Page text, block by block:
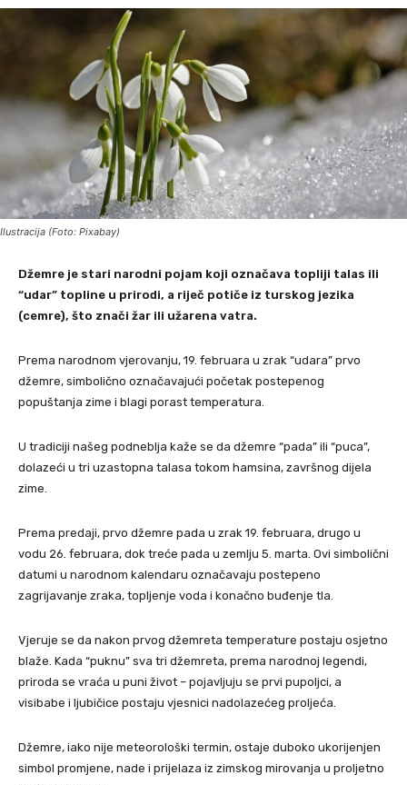
Ilustracija (Foto: Pixabay)
Džemre je stari narodni pojam koji označava topliji talas ili
“udar” topline u prirodi, a riječ potiče iz turskog jezika
(cemre), što znači žar ili užarena vatra.
Prema narodnom vjerovanju, 19. februara u zrak “udara” prvo
džemre, simbolično označavajući početak postepenog
popuštanja zime i blagi porast temperatura.
U tradiciji našeg podneblja kaže se da džemre “pada” ili “puca”,
dolazeći u tri uzastopna talasa tokom hamsina, završnog dijela
zime.
Prema predaji, prvo džemre pada u zrak 19. februara, drugo u
vodu 26. februara, dok treće pada u zemlju 5. marta. Ovi simbolični
datumi u narodnom kalendaru označavaju postepeno
zagrijavanje zraka, topljenje voda i konačno buđenje tla.
Vjeruje se da nakon prvog džemreta temperature postaju osjetno
blaže. Kada “puknu” sva tri džemreta, prema narodnoj legendi,
priroda se vraća u puni život – pojavljuju se prvi pupoljci, a
visibabe i ljubičice postaju vjesnici nadolazećeg proljeća.
Džemre, iako nije meteorološki termin, ostaje duboko ukorijenjen
simbol promjene, nade i prijelaza iz zimskog mirovanja u proljetno